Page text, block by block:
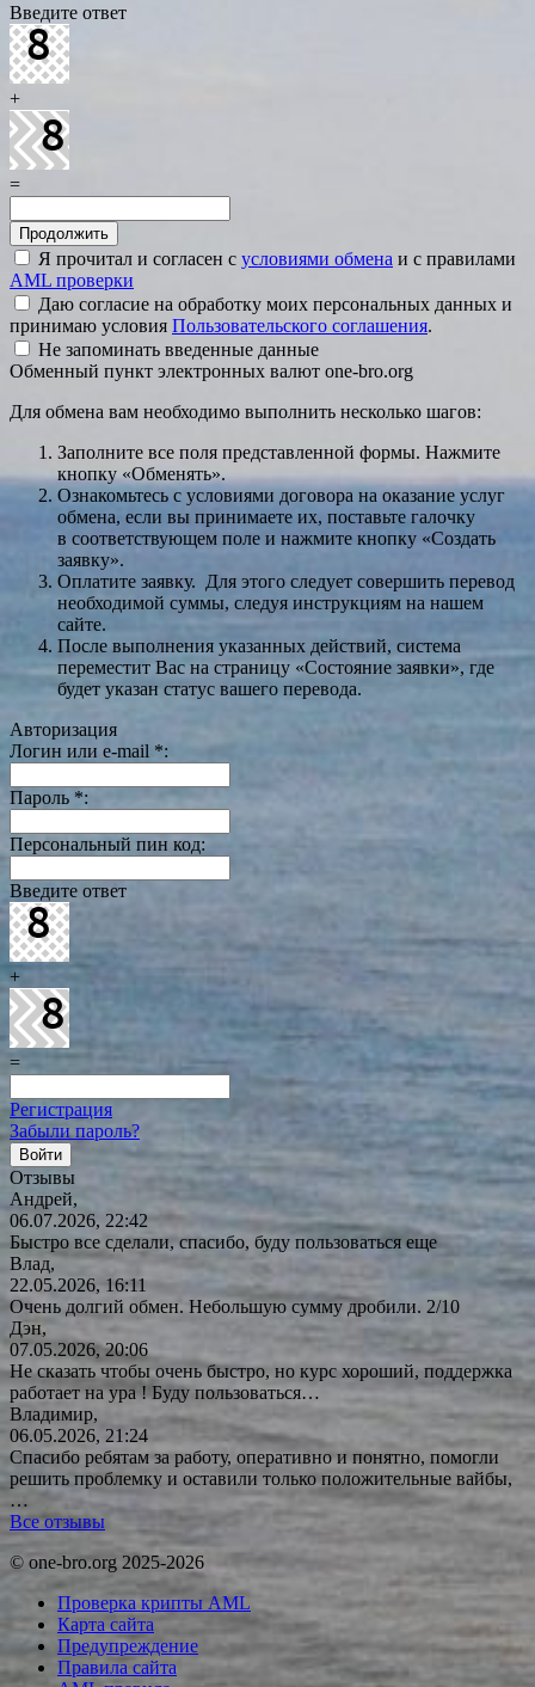
Введите ответ
+
=
Я прочитал и согласен с условиями обмена и с правилами
AML проверки
Даю согласие на обработку моих персональных данных и
принимаю условия Пользовательского соглашения.
Не запоминать введенные данные
Обменный пункт электронных валют one-bro.org
Для обмена вам необходимо выполнить несколько шагов:
Заполните все поля представленной формы. Нажмите
кнопку «Обменять».
Ознакомьтесь с условиями договора на оказание услуг
обмена, если вы принимаете их, поставьте галочку
в соответствующем поле и нажмите кнопку «Создать
заявку».
Оплатите заявку. Для этого следует совершить перевод
необходимой суммы, следуя инструкциям на нашем
сайте.
После выполнения указанных действий, система
переместит Вас на страницу «Состояние заявки», где
будет указан статус вашего перевода.
Авторизация
Логин или e-mail *:
Пароль *:
Персональный пин код:
Введите ответ
+
=
Регистрация
Забыли пароль?
Отзывы
Андрей,
06.07.2026, 22:42
Быстро все сделали, спасибо, буду пользоваться еще
Влад,
22.05.2026, 16:11
Очень долгий обмен. Небольшую сумму дробили. 2/10
Дэн,
07.05.2026, 20:06
Не сказать чтобы очень быстро, но курс хороший, поддержка
работает на ура ! Буду пользоваться…
Владимир,
06.05.2026, 21:24
Спасибо ребятам за работу, оперативно и понятно, помогли
решить проблемку и оставили только положительные вайбы,
…
Все отзывы
© one-bro.org 2025-2026
Проверка крипты AML
Карта сайта
Предупреждение
Правила сайта